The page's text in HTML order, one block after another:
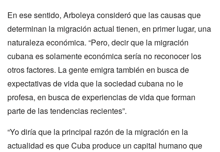
En ese sentido, Arboleya consideró que las causas que
determinan la migración actual tienen, en primer lugar, una
naturaleza económica. “Pero, decir que la migración
cubana es solamente económica sería no reconocer los
otros factores. La gente emigra también en busca de
expectativas de vida que la sociedad cubana no le
profesa, en busca de experiencias de vida que forman
parte de las tendencias recientes”.
“Yo diría que la principal razón de la migración en la
actualidad es que Cuba produce un capital humano que